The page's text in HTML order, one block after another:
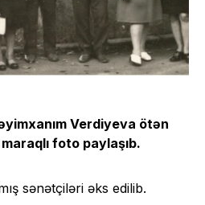
Verdiyeva ötən
foto paylaşıb.
sənətçiləri əks edilib.